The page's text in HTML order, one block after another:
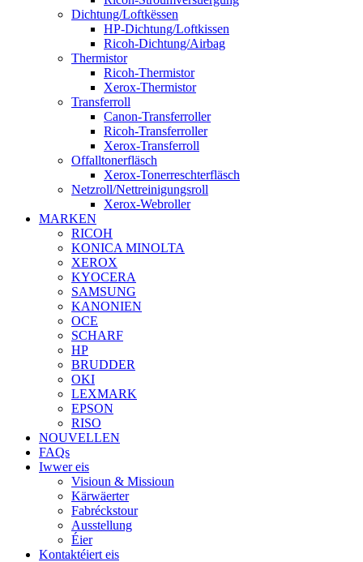
Dichtung/Loftkëssen
HP-Dichtung/Loftkissen
Ricoh-Dichtung/Airbag
Thermistor
Ricoh-Thermistor
Xerox-Thermistor
Transferroll
Canon-Transferroller
Ricoh-Transferroller
Xerox-Transferroll
Offalltonerfläsch
Xerox-Tonerreschterfläsch
Netzroll/Nettreinigungsroll
Xerox-Webroller
MARKEN
RICOH
KONICA MINOLTA
XEROX
KYOCERA
SAMSUNG
KANONIEN
OCE
SCHARF
HP
BRUDDER
OKI
LEXMARK
EPSON
RISO
NOUVELLEN
FAQs
Iwwer eis
Visioun & Missioun
Kärwäerter
Fabréckstour
Ausstellung
Éier
Kontaktéiert eis